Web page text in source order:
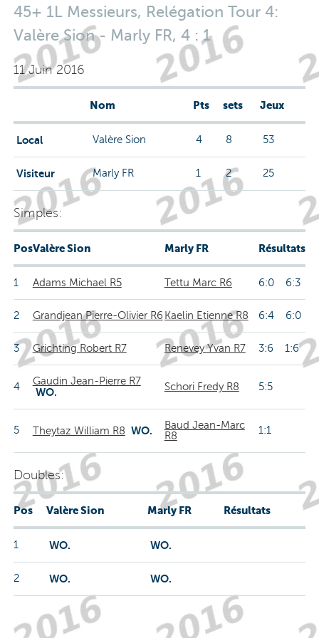
45+ 1L Messieurs, Relégation Tour 4:
Valère Sion - Marly FR, 4 : 1
11 Juin 2016
Nom Pts sets Jeux
Local Valère Sion 4 8 53
Visiteur Marly FR 1 2 25
Simples:
PosValère Sion Marly FR Résultats
1 Adams Michael R5 Tettu Marc R6 6:0 6:3
2 Grandjean Pierre-Olivier R6 Kaelin Etienne R8 6:4 6:0
3 Grichting Robert R7 Renevey Yvan R7 3:6 1:6
4 Gaudin Jean-Pierre R7
WO. Schori Fredy R8 5:5
5 Theytaz William R8 WO.
Baud Jean-Marc
R8
1:1
Doubles:
Pos Valère Sion Marly FR Résultats
1 WO. WO.
2 WO. WO.